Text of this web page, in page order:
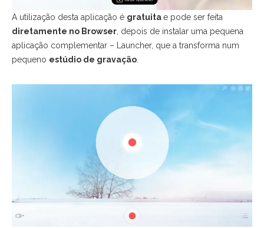
A utilização desta aplicação é gratuitae pode ser feita
diretamente no Browser , depois de instalar uma pequena
aplicação complementar – Launcher, que a transforma num
pequeno estúdio de gravação